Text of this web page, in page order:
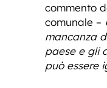
commento
comunale –
mancanza
paese e gli
può essere